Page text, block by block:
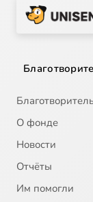
О фонде
Новости
Отчёты
Им помогли